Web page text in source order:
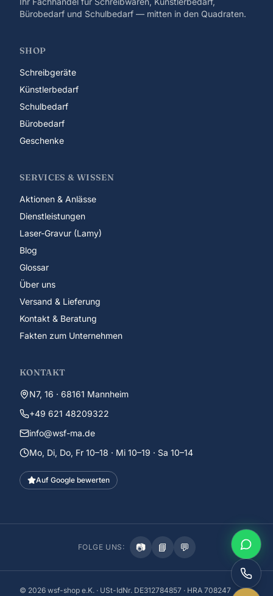
Bürobedarf und Schulbedarf — mitten in den Quadraten.
SHOP
Schreibgeräte
Künstlerbedarf
Schulbedarf
Bürobedarf
Geschenke
SERVICES & WISSEN
Aktionen & Anlässe
Dienstleistungen
Laser-Gravur (Lamy)
Blog
Glossar
Über uns
Versand & Lieferung
Kontakt & Beratung
Fakten zum Unternehmen
KONTAKT
N7, 16 · 68161 Mannheim
+49 621 48209322
info@wsf-ma.de
Mo, Di, Do, Fr 10–18 · Mi 10–19 · Sa 10–14
Auf Google bewerten
FOLGE UNS: 📷 📘 💬
© 2026 wsf-shop e.K. · USt-IdNr. DE312784857 · HRA 708247